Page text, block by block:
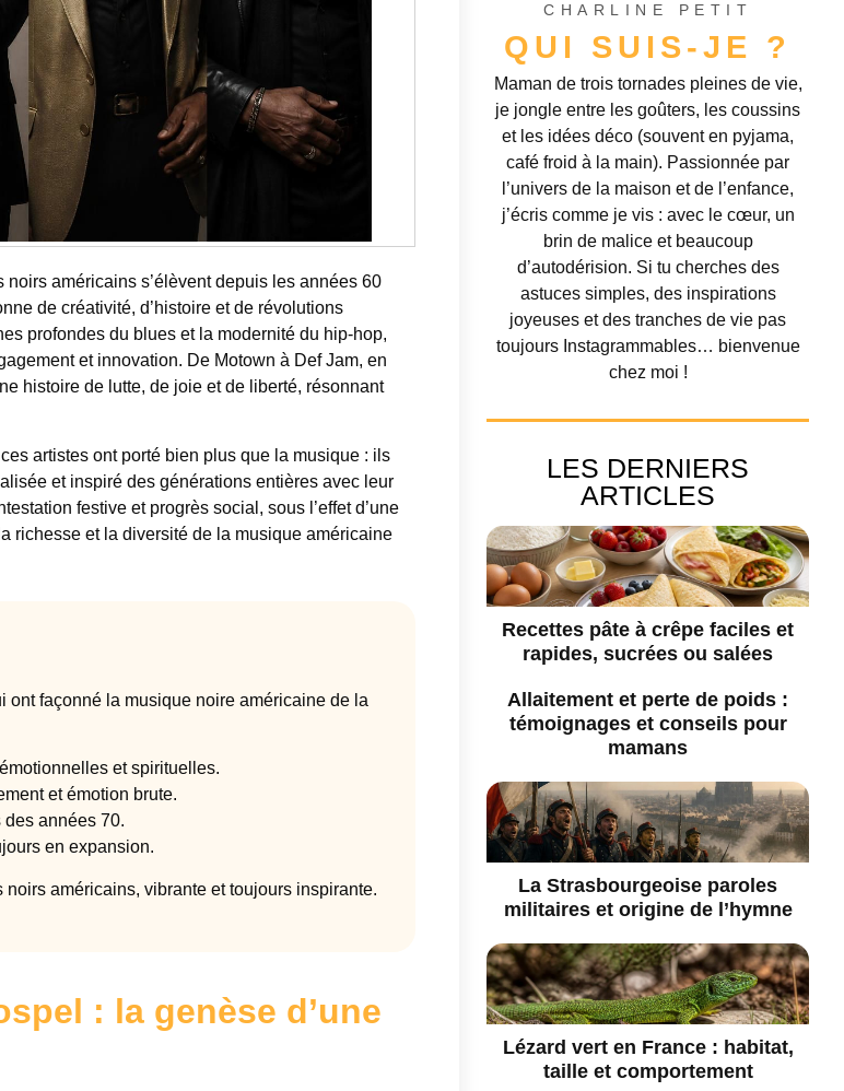
américains s’élèvent depuis les années 60
de créativité, d’histoire et de révolutions
profondes du blues et la modernité du hip-hop,
et innovation. De Motown à Def Jam, en
histoire de lutte, de joie et de liberté, résonnant
artistes ont porté bien plus que la musique : ils
et inspiré des générations entières avec leur
festive et progrès social, sous l’effet d’une
richesse et la diversité de la musique américaine
façonné la musique noire américaine de la
et spirituelles.
et émotion brute.
des années 70.
en expansion.
américains, vibrante et toujours inspirante.
: la genèse d’une
CHARLINE PETIT
QUI SUIS-JE ?
Maman de trois tornades pleines de vie,
je jongle entre les goûters, les coussins
et les idées déco (souvent en pyjama,
café froid à la main). Passionnée par
l’univers de la maison et de l’enfance,
j’écris comme je vis : avec le cœur, un
brin de malice et beaucoup
d’autodérision. Si tu cherches des
astuces simples, des inspirations
joyeuses et des tranches de vie pas
toujours Instagrammables… bienvenue
chez moi !
LES DERNIERS
ARTICLES
Recettes pâte à crêpe faciles et
rapides, sucrées ou salées
Allaitement et perte de poids :
témoignages et conseils pour
mamans
La Strasbourgeoise paroles
militaires et origine de l’hymne
Lézard vert en France : habitat,
taille et comportement